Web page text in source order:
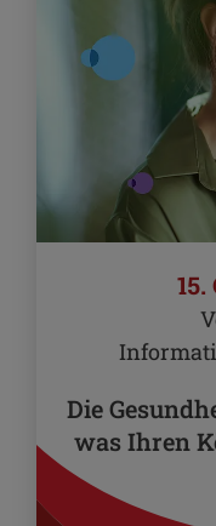
Die
was Ihren